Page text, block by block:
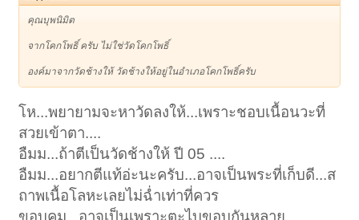
คุณบุพนิมิต
จากโคกโพธิ์ ครับ ไม่ใช่วัดโคกโพธิ์
องค์มาจากวัดช้างให้ วัดช้างให้อยู่ในอำเภอโคกโพธิ์ครับ
โห...พยายามจะหาวัดลงให้...เพราะชอบเนื้อนวะที่
สวยเข้าตา....
อืมม...ถ้าตีเป็นวัดช้างให้ ปี 05 ....
อืมม...อยากตีแท้อ่ะนะครับ...อาจเป็นพระที่เก็บดี...ส
ถาพเนื้อโลหะเลยไม่ฉ่ำเท่าที่ควร
ขอบคม...อาจเป็นเพราะตะไบขอบกันหลาย